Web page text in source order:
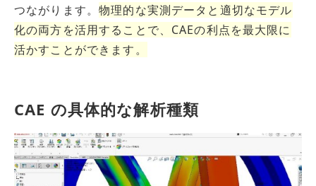
つながります。物理的な実測データと適切なモデル
化の両方を活用することで、CAEの利点を最大限に
活かすことができます。
CAE の具体的な解析種類